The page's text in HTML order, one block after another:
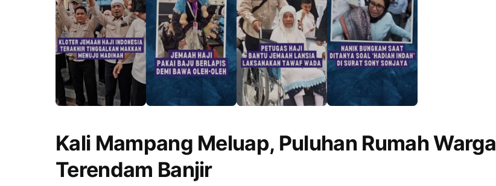
Kali Mampang Meluap, Puluhan Rumah Warga
Terendam Banjir